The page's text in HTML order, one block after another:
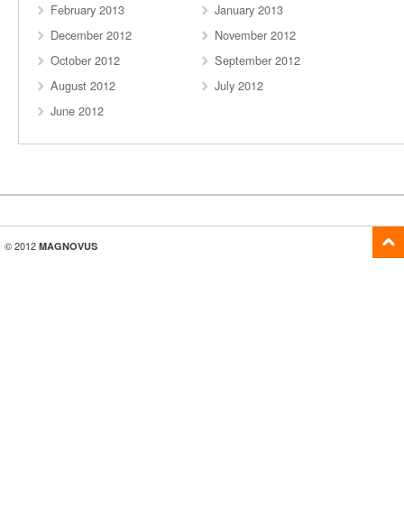
February 2013
January 2013
December 2012
November 2012
October 2012
September 2012
August 2012
July 2012
June 2012
© 2012 MAGNOVUS